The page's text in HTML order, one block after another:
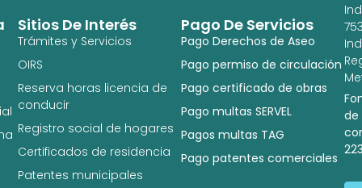
Pago De Servicios
Pago Derechos de Aseo
Pago permiso de circulación
Pago certificado de obras
Pago multas SERVEL
Pagos multas TAG
Pago patentes comerciales
Sitios De Interés
Trámites y Servicios
OIRS
Reserva horas licencia de
conducir
Registro social de hogares
Certificados de residencia
Patentes municipales
de